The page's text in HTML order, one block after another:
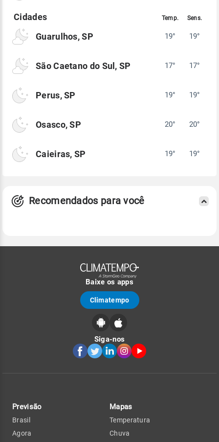
Guarulhos, SP 19° 19°
São Caetano do Sul, SP 17° 17°
Perus, SP 19° 19°
Osasco, SP 20° 20°
Caieiras, SP 19° 19°
Recomendados para você
Baixe os apps
Climatempo
Siga-nos
Previsão
Brasil
Agora
Mapas
Temperatura
Chuva